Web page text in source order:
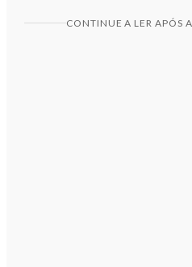
CONTINUE A LER APÓS